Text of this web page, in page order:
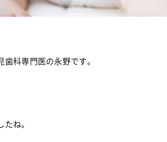
歯科専門医の永野です。
たね。